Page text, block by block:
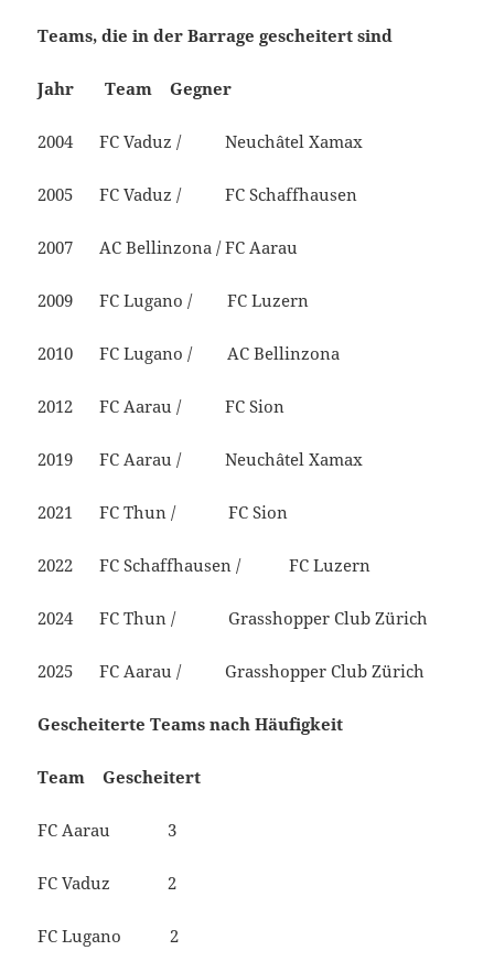
Teams, die in der Barrage gescheitert sind
Jahr Team Gegner
2004 FC Vaduz / Neuchâtel Xamax
2005 FC Vaduz / FC Schaffhausen
2007 AC Bellinzona / FC Aarau
2009 FC Lugano / FC Luzern
2010 FC Lugano / AC Bellinzona
2012 FC Aarau / FC Sion
2019 FC Aarau / Neuchâtel Xamax
2021 FC Thun / FC Sion
2022 FC Schaffhausen / FC Luzern
2024 FC Thun / Grasshopper Club Zürich
2025 FC Aarau / Grasshopper Club Zürich
Gescheiterte Teams nach Häufigkeit
Team Gescheitert
FC Aarau 3
FC Vaduz 2
FC Lugano 2